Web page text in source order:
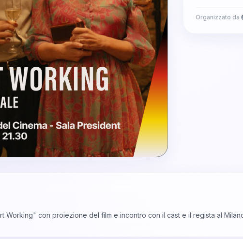
Organizzato da
Working" con proiezione del film e incontro con il cast e il regista al